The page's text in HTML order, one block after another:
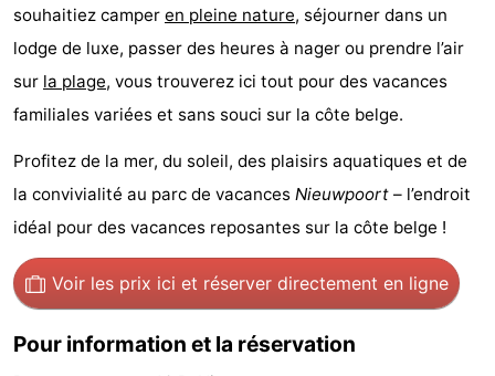
Westende
-
Koksijde
-
La
Panne
-
Nature
Westhoek
Météo
Contact
souhaitiez camper en pleine nature, séjourner dans un
lodge de luxe, passer des heures à nager ou prendre l’air
sur la plage, vous trouverez ici tout pour des vacances
familiales variées et sans souci sur la côte belge.
Profitez de la mer, du soleil, des plaisirs aquatiques et de
la convivialité au parc de vacances Nieuwpoort – l’endroit
idéal pour des vacances reposantes sur la côte belge !
Voir les prix ici et réserver directement en ligne
Pour information et la réservation